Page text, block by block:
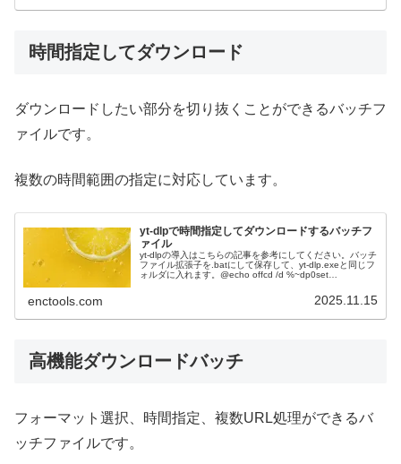
時間指定してダウンロード
ダウンロードしたい部分を切り抜くことができるバッチフ
ァイルです。
複数の時間範囲の指定に対応しています。
yt-dlpで時間指定してダウンロードするバッチフ
ァイル
yt-dlpの導入はこちらの記事を参考にしてください。バッチ
ファイル拡張子を.batにして保存して、yt-dlp.exeと同じフ
ォルダに入れます。@echo offcd /d %~dp0set
enctools.com 2025.11.15
高機能ダウンロードバッチ
フォーマット選択、時間指定、複数URL処理ができるバ
ッチファイルです。